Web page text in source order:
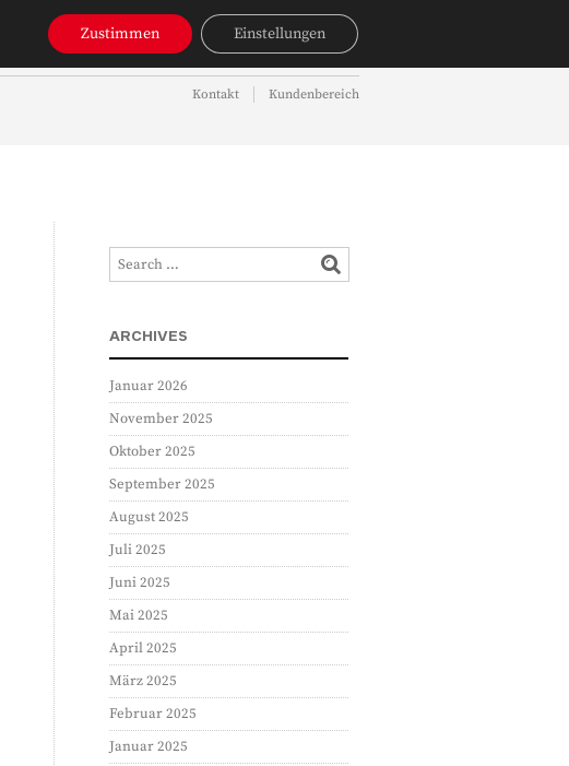
ÜBER UNS OBJEKTSUCHE AKTUELLES
Kontakt Kundenbereich
ARCHIVES
Januar 2026
November 2025
Oktober 2025
September 2025
August 2025
Juli 2025
Juni 2025
Mai 2025
April 2025
März 2025
Februar 2025
Januar 2025
NAVIGATION
Zustimmen Einstellungen